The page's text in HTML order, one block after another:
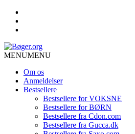
MENUMENU
Om os
Anmeldelser
Bestsellere
Bestsellere for VOKSNE
Bestsellere for BØRN
Bestsellere fra Cdon.com
Bestsellere fra Gucca.dk